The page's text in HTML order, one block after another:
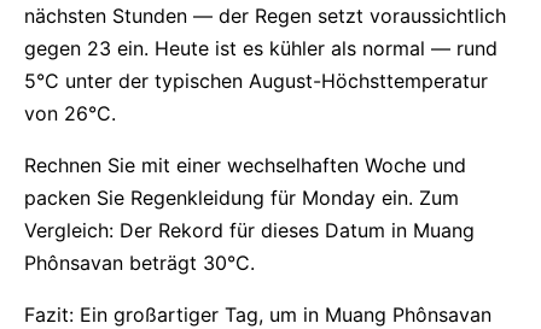
nächsten Stunden — der Regen setzt voraussichtlich
gegen 23 ein. Heute ist es kühler als normal — rund
5°C unter der typischen August-Höchsttemperatur
von 26°C.
Rechnen Sie mit einer wechselhaften Woche und
packen Sie Regenkleidung für Monday ein. Zum
Vergleich: Der Rekord für dieses Datum in Muang
Phônsavan beträgt 30°C.
Fazit: Ein großartiger Tag, um in Muang Phônsavan